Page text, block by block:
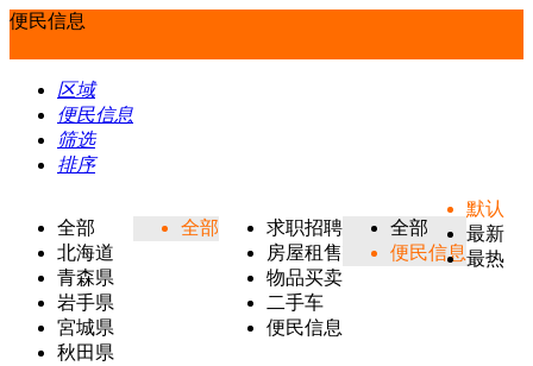
便民信息
区域
便民信息
筛选
排序
全部
北海道
青森県
岩手県
宮城県
秋田県
全部
求职招聘
房屋租售
物品买卖
二手车
便民信息
全部
便民信息
默认
最新
最热